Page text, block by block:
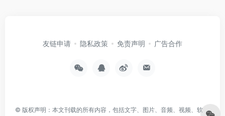
友链申请 隐私政策 免责声明 广告合作
© 版权声明：本文刊载的所有内容，包括文字、图片、音频、视频、软